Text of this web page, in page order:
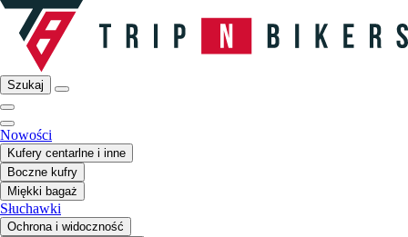
Szukaj
Nowości
Kufery centarlne i inne
Boczne kufry
Miękki bagaż
Słuchawki
Ochrona i widoczność